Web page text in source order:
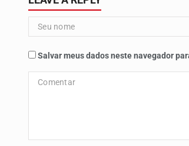
Salvar meus dados neste navegador